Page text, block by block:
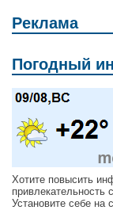
Реклама
Погодный
Хотите повысить
привлекательность
Установите себе на